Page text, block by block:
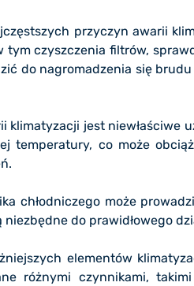
przyczyn awarii
czyszczenia filtrów,
do nagromadzenia się
klimatyzacji jest niewłaściwe
temperatury, co może
chłodniczego może
do prawidłowego
elementów
różnymi czynnikami,